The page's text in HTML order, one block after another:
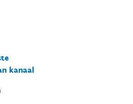
kanaal